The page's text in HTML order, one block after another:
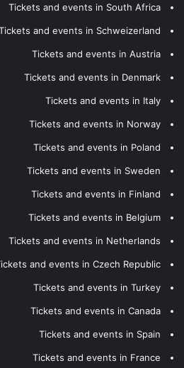
Tickets and events in South Africa
and events in Schweizerland
Tickets and events in Austria
Tickets and events in Denmark
Tickets and events in Italy
Tickets and events in Norway
Tickets and events in Poland
Tickets and events in Sweden
Tickets and events in Finland
Tickets and events in Belgium
Tickets and events in Netherlands
and events in Czech Republic
Tickets and events in Turkey
Tickets and events in Canada
Tickets and events in Spain
Tickets and events in France